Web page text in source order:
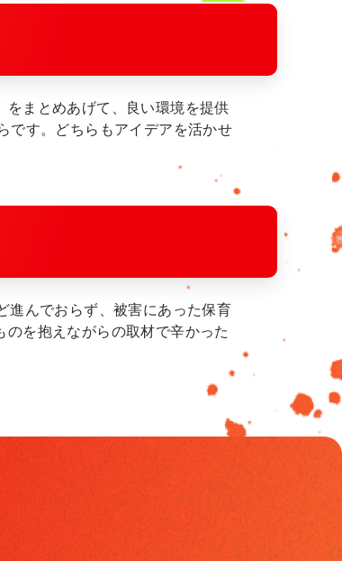
まとめあげて、良い環境を提供
です。どちらもアイデアを活かせ
進んでおらず、被害にあった保育
を抱えながらの取材で辛かった